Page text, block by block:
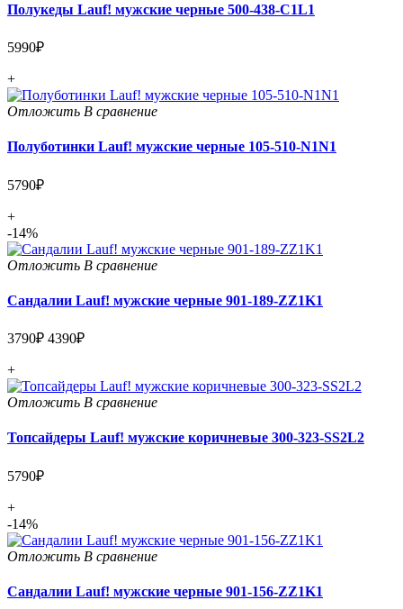
Полукеды Lauf! мужские черные 500-438-C1L1
5990₽
+
Отложить В сравнение
Полуботинки Lauf! мужские черные 105-510-N1N1
5790₽
+
-14%
Отложить В сравнение
Сандалии Lauf! мужские черные 901-189-ZZ1K1
3790₽ 4390₽
+
Отложить В сравнение
Топсайдеры Lauf! мужские коричневые 300-323-SS2L2
5790₽
+
-14%
Отложить В сравнение
Сандалии Lauf! мужские черные 901-156-ZZ1K1